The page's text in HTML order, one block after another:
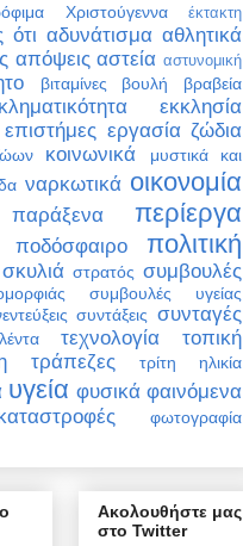
Χριστούγεννα
έκτακτη
ότι αδυνάτισμα αθλητικά
απόψεις αστεία αστυνομική
βιταμίνες βουλή βραβεία
εκκλησία
επιστήμες εργασία ζώδια
κοινωνικά
μυστικά και
ναρκωτικά οικονομία
παράξενα περίεργα
ποδόσφαιρο πολιτική
σκυλιά στρατός συμβουλές
συμβουλές υγείας
συντάξεις συνταγές
τεχνολογία
τοπική
τράπεζες τρίτη ηλικία
υγεία φυσικά φαινόμενα
φωτογραφία
Ακολουθήστε μας
στο Twitter